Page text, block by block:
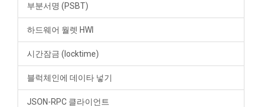
부분서명 (PSBT)
하드웨어 월렛 HWI
시간잠금 (locktime)
블럭체인에 데이타 넣기
JSON-RPC 클라이언트